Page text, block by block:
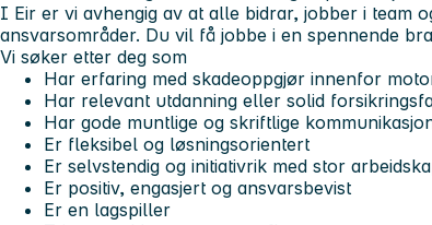
I Eir er vi avhengig av at alle bidrar, jobber i team
ansvarsområder. Du vil få jobbe i en spennende
Vi søker etter deg som
Har erfaring med skadeoppgjør innenfor
Har relevant utdanning eller solid
Har gode muntlige og skriftlige
Er fleksibel og løsningsorientert
Er selvstendig og initiativrik med stor
Er positiv, engasjert og ansvarsbevist
Er en lagspiller